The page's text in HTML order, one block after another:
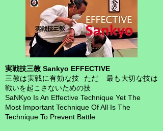
実戦技三教 Sankyo EFFECTIVE
三教は実戦に有効な技 ただ 最も大切な技は
戦いを起こさないための技
SaNKyo Is An Effective Technique Yet The
Most Important Technique Of All Is The
Technique To Prevent Battle